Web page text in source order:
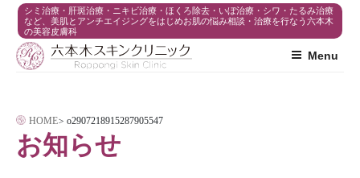
シミ治療・肝斑治療・ニキビ治療・ほくろ除去・いぼ治療・シワ・たるみ治療
など、美肌とアンチエイジングをはじめお肌の悩み相談・治療を行なう六本木
の美容皮膚科
Menu
HOME> o2907218915287905547
お知らせ